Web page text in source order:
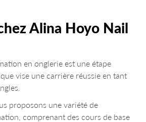
Alina Hoyo Nail
en onglerie est une étape
vise une carrière réussie en tant
proposons une variété de
comprenant des cours de base